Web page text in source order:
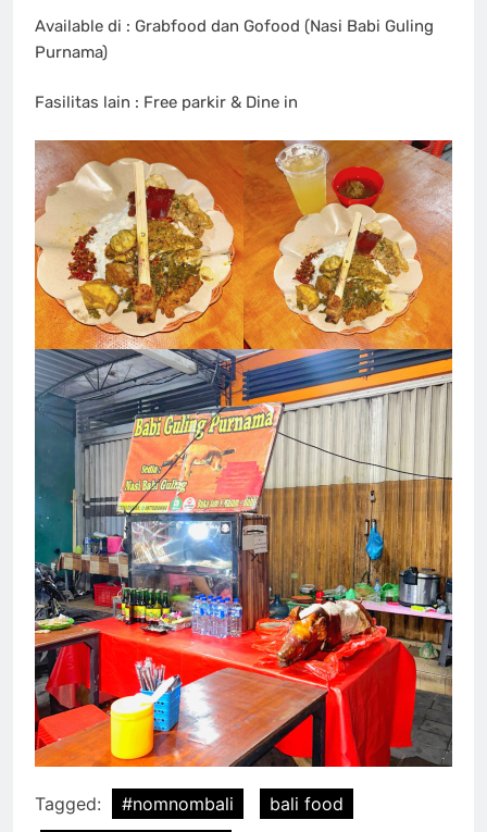
Available di : Grabfood dan Gofood (Nasi Babi Guling
Purnama)
Fasilitas lain : Free parkir & Dine in
Tagged: #nomnombali
bali food